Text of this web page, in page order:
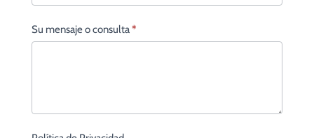
Su mensaje o consulta*